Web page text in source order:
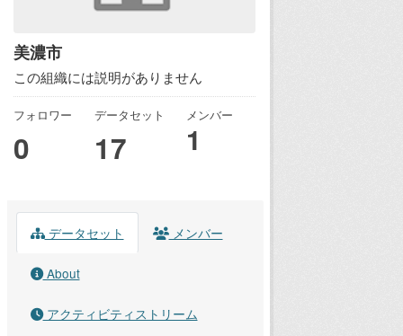
美濃市
この組織には説明がありません
フォロワー
0
データセット
17
メンバー
1
データセット メンバー
About
アクティビティストリーム